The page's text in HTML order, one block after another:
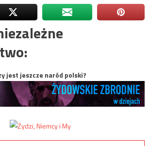
jest jeszcze naród polski?